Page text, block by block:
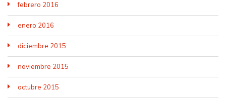
febrero 2016
enero 2016
diciembre 2015
noviembre 2015
octubre 2015